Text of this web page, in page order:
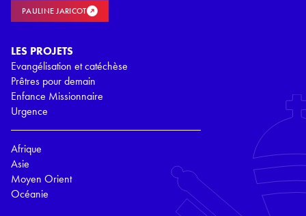
PAULINE JARICOT
LES PROJETS
Evangélisation et catéchèse
Prêtres pour demain
Enfance Missionnaire
Urgence
Afrique
Asie
Moyen Orient
Océanie